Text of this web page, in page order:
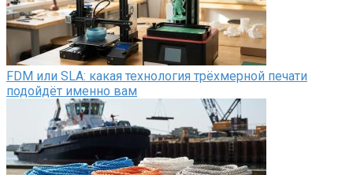
FDM или SLA: какая технология трёхмерной печати
подойдёт именно вам